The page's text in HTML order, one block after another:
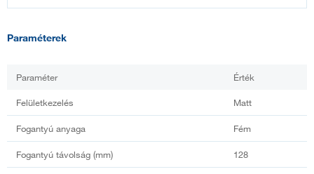
Paraméterek
Paraméter Érték
Felületkezelés Matt
Fogantyú anyaga Fém
Fogantyú távolság (mm) 128